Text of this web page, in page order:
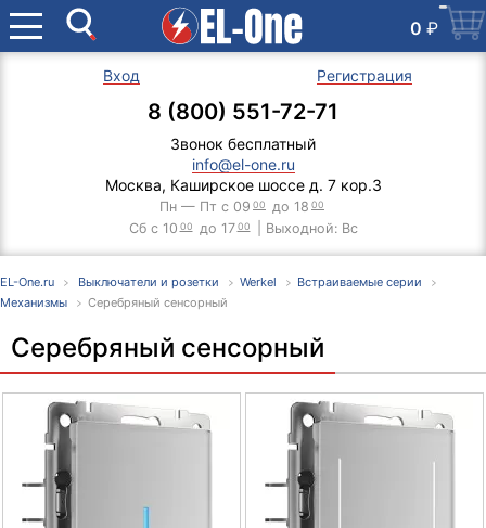
0 ₽
Вход Регистрация
8 (800) 551-72-71
Звонок бесплатный
info@el-one.ru
Москва, Каширское шоссе д. 7 кор.3
Пн — Пт с 09 00 до 18 00
Сб с 10 00 до 17 00 | Выходной: Вс
EL-One.ru Выключатели и розетки Werkel
Встраиваемые серии
Механизмы
Серебряный сенсорный
Серебряный сенсорный